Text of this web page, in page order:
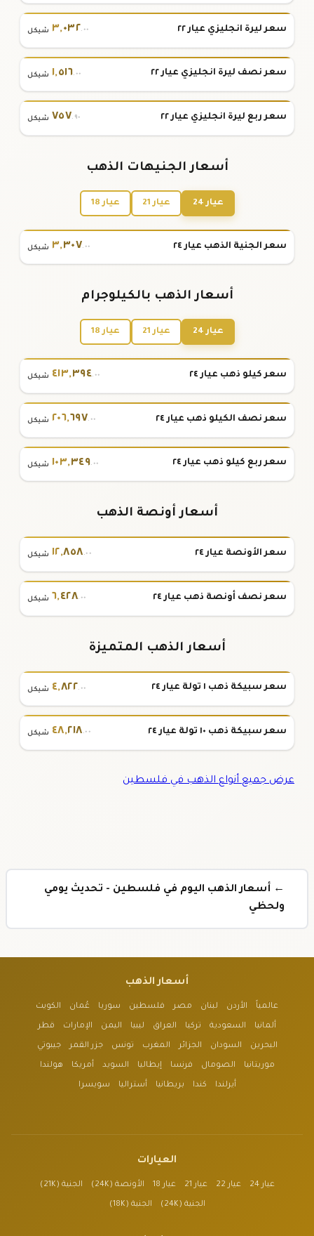
سعر ليرة انجليزي عيار ٢٢ ٣,٠٣٢.٠٠ شيكل
سعر نصف ليرة انجليزي عيار ٢٢ ١,٥١٦.٠٠ شيكل
سعر ربع ليرة انجليزي عيار ٢٢ ٧٥٧.٩٠ شيكل
أسعار الجنيهات الذهب
عيار 24 عيار 21 عيار 18
سعر الجنية الذهب عيار ٢٤ ٣,٣٠٧.٠٠ شيكل
أسعار الذهب بالكيلوجرام
عيار 24 عيار 21 عيار 18
سعر كيلو ذهب عيار ٢٤ ٤١٣,٣٩٤.٠٠ شيكل
سعر نصف الكيلو ذهب عيار ٢٤ ٢٠٦,٦٩٧.٠٠ شيكل
سعر ربع كيلو ذهب عيار ٢٤ ١٠٣,٣٤٩.٠٠ شيكل
أسعار أونصة الذهب
سعر الأونصة عيار ٢٤ ١٢,٨٥٨.٠٠ شيكل
سعر نصف أونصة ذهب عيار ٢٤ ٦,٤٢٨.٠٠ شيكل
أسعار الذهب المتميزة
سعر سبيكة ذهب ١ تولة عيار ٢٤ ٤,٨٢٢.٠٠ شيكل
سعر سبيكة ذهب ١٠ تولة عيار ٢٤ ٤٨,٢١٨.٠٠ شيكل
عرض جميع أنواع الذهب في فلسطين
← أسعار الذهب اليوم في فلسطين - تحديث يومي
ولحظي
أسعار الذهب
عالمياً الأردن لبنان مصر فلسطين سوريا عُمان الكويت
ألمانيا السعودية تركيا العراق ليبيا اليمن الإمارات قطر
البحرين السودان الجزائر المغرب تونس جزر القمر جيبوتي
موريتانيا الصومال فرنسا إيطاليا السويد أمريكا هولندا
أيرلندا كندا بريطانيا أستراليا سويسرا
العيارات
عيار 24 عيار 22 عيار 21 عيار 18 الأونصة (24K) الجنية (21K)
الجنية (24K) الجنية (18K)